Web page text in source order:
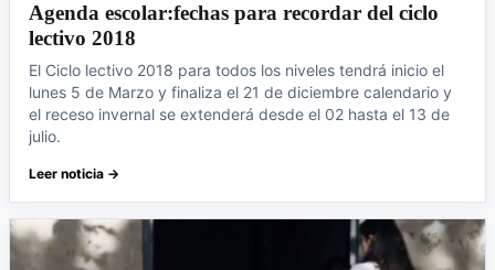
Agenda escolar:fechas para recordar del ciclo
lectivo 2018
El Ciclo lectivo 2018 para todos los niveles tendrá inicio el
lunes 5 de Marzo y finaliza el 21 de diciembre calendario y
el receso invernal se extenderá desde el 02 hasta el 13 de
julio.
Leer noticia →